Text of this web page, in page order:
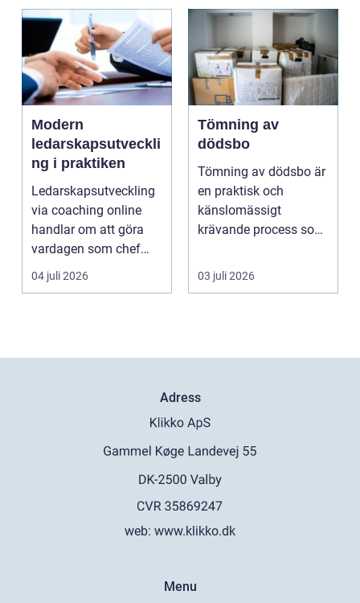
Modern
ledarskapsutveckli
ng i praktiken
Ledarskapsutveckling
via coaching online
handlar om att göra
vardagen som chef
både mer h...
04 juli 2026
Tömning av
dödsbo
Tömning av dödsbo är
en praktisk och
känslomässigt
krävande process som
gång ell...
03 juli 2026
Adress
web: www.klikko.dk
Menu